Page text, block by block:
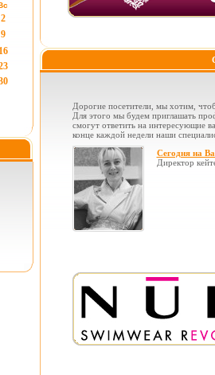
2
9
16
Дорогие посетители, мы хотим,
Для этого мы будем приглашать
смогут ответить на интересующие
конце каждой недели наши
Сегодня на
Директор